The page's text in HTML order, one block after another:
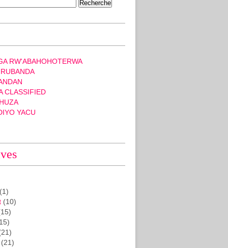
RW'ABAHOHOTERWA
CLASSIFIED
YACU
(1)
(10)
(21)